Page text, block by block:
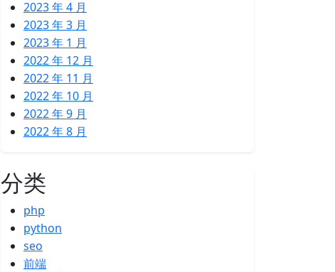
2023 年 4 月
2023 年 3 月
2023 年 1 月
2022 年 12 月
2022 年 11 月
2022 年 10 月
2022 年 9 月
2022 年 8 月
分类
php
python
seo
前端